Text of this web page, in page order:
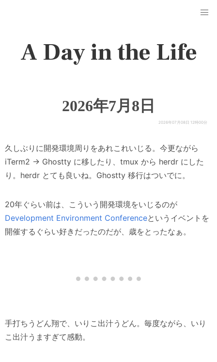
A Day in the Life
2026年7月8日
2026年07月08日 12時00分
久しぶりに開発環境周りをあれこれいじる。今更ながら
iTerm2 -> Ghostty に移したり、tmux から herdr にした
り。herdr とても良いね。Ghostty 移行はついでに。
20年ぐらい前は、こういう開発環境をいじるのが
Development Environment Conferenceというイベントを
開催するぐらい好きだったのだが、歳をとったなぁ。
手打ちうどん翔で、いりこ出汁うどん。毎度ながら、いり
こ出汁うますぎて感動。